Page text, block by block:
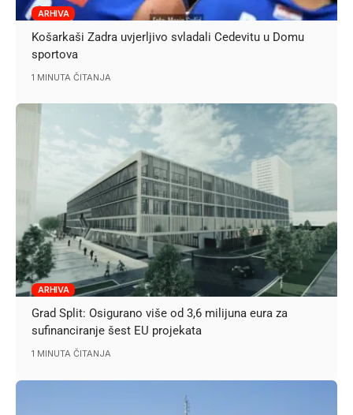
ARHIVA
Košarkaši Zadra uvjerljivo svladali Cedevitu u Domu
sportova
1 MINUTA ČITANJA
ARHIVA
Grad Split: Osigurano više od 3,6 milijuna eura za
sufinanciranje šest EU projekata
1 MINUTA ČITANJA